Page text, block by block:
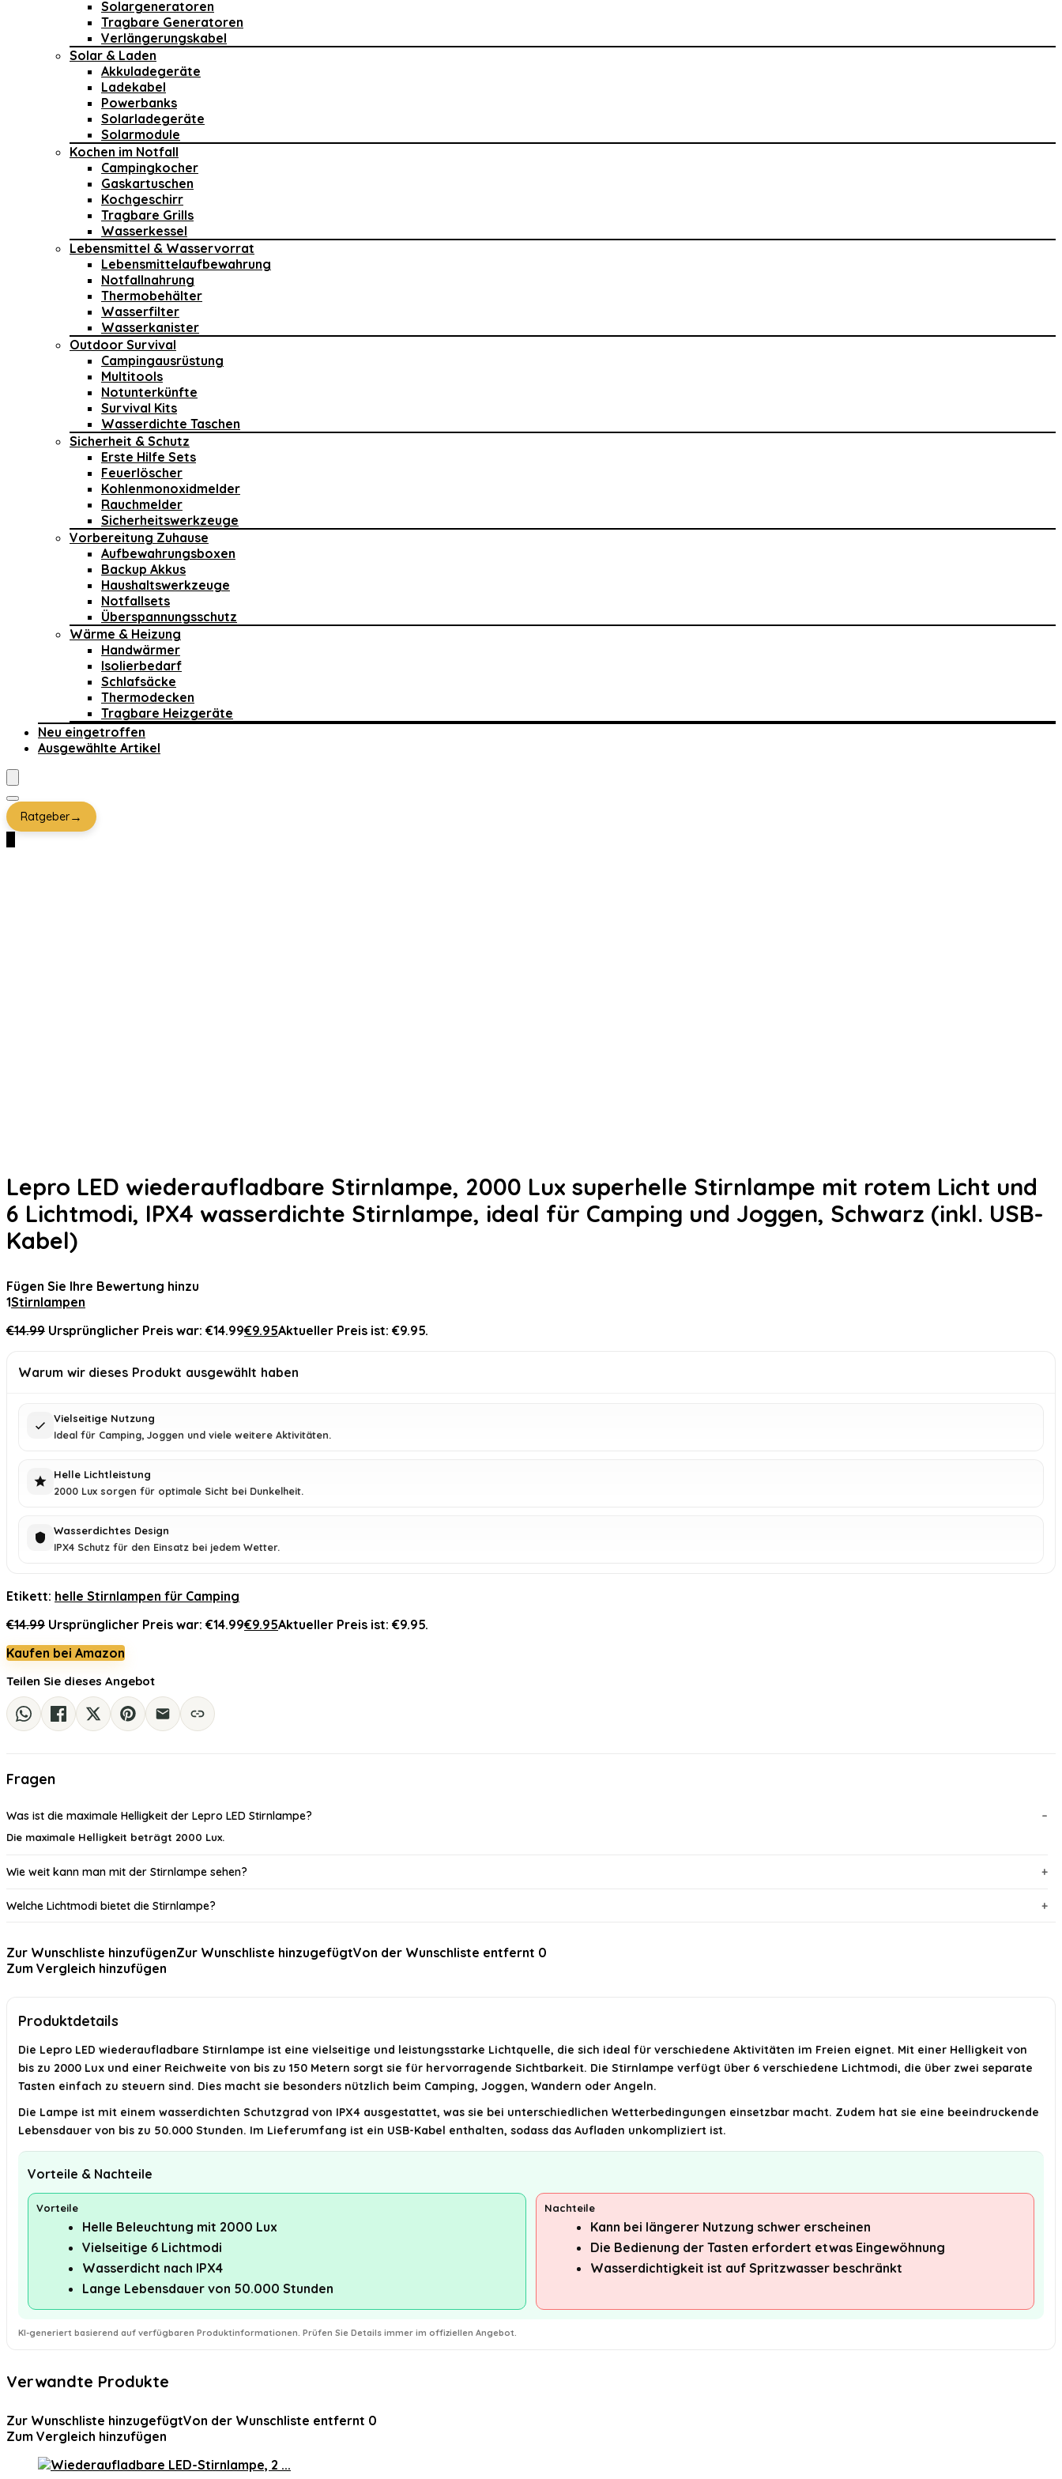
Solargeneratoren
Tragbare Generatoren
Verlängerungskabel
Solar & Laden
Akkuladegeräte
Ladekabel
Powerbanks
Solarladegeräte
Solarmodule
Kochen im Notfall
Campingkocher
Gaskartuschen
Kochgeschirr
Tragbare Grills
Wasserkessel
Lebensmittel & Wasservorrat
Lebensmittelaufbewahrung
Notfallnahrung
Thermobehälter
Wasserfilter
Wasserkanister
Outdoor Survival
Campingausrüstung
Multitools
Notunterkünfte
Survival Kits
Wasserdichte Taschen
Sicherheit & Schutz
Erste Hilfe Sets
Feuerlöscher
Kohlenmonoxidmelder
Rauchmelder
Sicherheitswerkzeuge
Vorbereitung Zuhause
Aufbewahrungsboxen
Backup Akkus
Haushaltswerkzeuge
Notfallsets
Überspannungsschutz
Wärme & Heizung
Handwärmer
Isolierbedarf
Schlafsäcke
Thermodecken
Tragbare Heizgeräte
Neu eingetroffen
Ausgewählte Artikel
Ratgeber→
Lepro LED wiederaufladbare Stirnlampe, 2000 Lux superhelle Stirnlampe mit rotem Licht und
6 Lichtmodi, IPX4 wasserdichte Stirnlampe, ideal für Camping und Joggen, Schwarz (inkl. USB-
Kabel)
Fügen Sie Ihre Bewertung hinzu
1Stirnlampen
€14.99 Ursprünglicher Preis war: €14.99€9.95Aktueller Preis ist: €9.95.
Warum wir dieses Produkt ausgewählt haben
Vielseitige Nutzung
Ideal für Camping, Joggen und viele weitere Aktivitäten.
Helle Lichtleistung
2000 Lux sorgen für optimale Sicht bei Dunkelheit.
Wasserdichtes Design
IPX4 Schutz für den Einsatz bei jedem Wetter.
Etikett: helle Stirnlampen für Camping
€14.99 Ursprünglicher Preis war: €14.99€9.95Aktueller Preis ist: €9.95.
Kaufen bei Amazon
Teilen Sie dieses Angebot
Fragen
Was ist die maximale Helligkeit der Lepro LED Stirnlampe?
Die maximale Helligkeit beträgt 2000 Lux.
Wie weit kann man mit der Stirnlampe sehen?
Welche Lichtmodi bietet die Stirnlampe?
Für welche Aktivitäten ist die Stirnlampe geeignet?
Zur Wunschliste hinzufügenZur Wunschliste hinzugefügtVon der Wunschliste entfernt 0
Zum Vergleich hinzufügen
Produktdetails
Die Lepro LED wiederaufladbare Stirnlampe ist eine vielseitige und leistungsstarke Lichtquelle, die sich ideal für verschiedene Aktivitäten im Freien eignet. Mit einer Helligkeit von
bis zu 2000 Lux und einer Reichweite von bis zu 150 Metern sorgt sie für hervorragende Sichtbarkeit. Die Stirnlampe verfügt über 6 verschiedene Lichtmodi, die über zwei separate
Tasten einfach zu steuern sind. Dies macht sie besonders nützlich beim Camping, Joggen, Wandern oder Angeln.
Die Lampe ist mit einem wasserdichten Schutzgrad von IPX4 ausgestattet, was sie bei unterschiedlichen Wetterbedingungen einsetzbar macht. Zudem hat sie eine beeindruckende
Lebensdauer von bis zu 50.000 Stunden. Im Lieferumfang ist ein USB-Kabel enthalten, sodass das Aufladen unkompliziert ist.
Vorteile & Nachteile
Vorteile
Helle Beleuchtung mit 2000 Lux
Vielseitige 6 Lichtmodi
Wasserdicht nach IPX4
Lange Lebensdauer von 50.000 Stunden
Nachteile
Kann bei längerer Nutzung schwer erscheinen
Die Bedienung der Tasten erfordert etwas Eingewöhnung
Wasserdichtigkeit ist auf Spritzwasser beschränkt
KI-generiert basierend auf verfügbaren Produktinformationen. Prüfen Sie Details immer im offiziellen Angebot.
Verwandte Produkte
Zur Wunschliste hinzugefügtVon der Wunschliste entfernt 0
Zum Vergleich hinzufügen